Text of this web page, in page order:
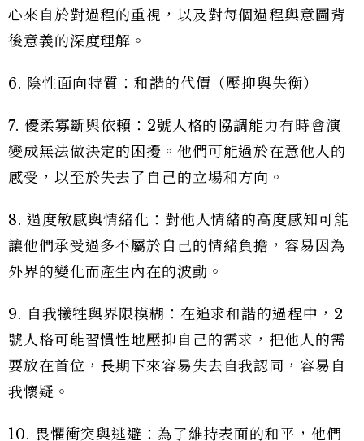
心來自於對過程的重視，以及對每個過程與意圖背
後意義的深度理解。
6. 陰性面向特質：和諧的代價（壓抑與失衡）
7. 優柔寡斷與依賴：2號人格的協調能力有時會演
變成無法做決定的困擾。他們可能過於在意他人的
感受，以至於失去了自己的立場和方向。
8. 過度敏感與情緒化：對他人情緒的高度感知可能
讓他們承受過多不屬於自己的情緒負擔，容易因為
外界的變化而產生內在的波動。
9. 自我犧牲與界限模糊：在追求和諧的過程中，2
號人格可能習慣性地壓抑自己的需求，把他人的需
要放在首位，長期下來容易失去自我認同，容易自
我懷疑。
10. 畏懼衝突與逃避：為了維持表面的和平，他們